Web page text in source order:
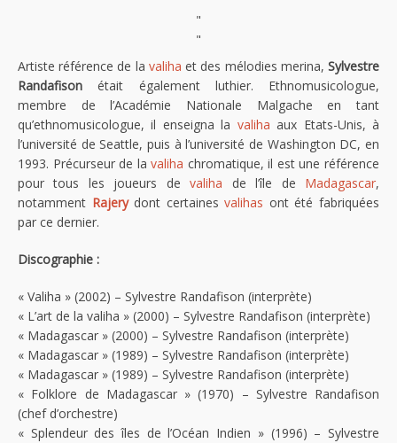
"
"
Artiste référence de la valiha et des mélodies merina,Sylvestre
Randafison était également luthier. Ethnomusicologue,
membre de l’Académie Nationale Malgache en tant
qu’ethnomusicologue, il enseigna la valiha aux Etats-Unis, à
l’université de Seattle, puis à l’université de Washington DC, en
1993. Précurseur de lavaliha chromatique, il est une référence
pour tous les joueurs devaliha de l’île de Madagascar,
notamment Rajerydont certainesvalihas ont été fabriquées
par ce dernier.
Discographie :
« Valiha » (2002) – Sylvestre Randafison (interprète)
« L’art de la valiha » (2000) – Sylvestre Randafison (interprète)
« Madagascar » (2000) – Sylvestre Randafison (interprète)
« Madagascar » (1989) – Sylvestre Randafison (interprète)
« Madagascar » (1989) – Sylvestre Randafison (interprète)
« Folklore de Madagascar » (1970) – Sylvestre Randafison
(chef d’orchestre)
« Splendeur des îles de l’Océan Indien » (1996) – Sylvestre